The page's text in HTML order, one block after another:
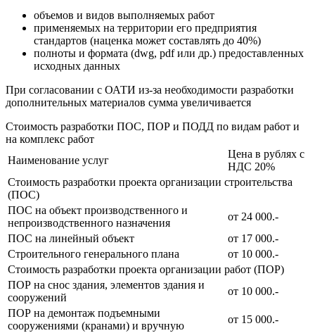
объемов и видов выполняемых работ
применяемых на территории его предприятия
стандартов (наценка может составлять до 40%)
полноты и формата (dwg, pdf или др.) предоставленных
исходных данных
При согласовании с ОАТИ из-за необходимости разработки
дополнительных материалов сумма увеличивается
Стоимость разработки ПОС, ПОР и ПОДД по видам работ и
на комплекс работ
Наименование услуг
Цена в рублях с
НДС 20%
Стоимость разработки проекта организации строительства
(ПОС)
ПОС на объект производственного и
непроизводственного назначения
от 24 000.-
ПОС на линейный объект
от 17 000.-
Строительного генерального плана
от 10 000.-
Стоимость разработки проекта организации работ (ПОР)
ПОР на снос здания, элементов здания и
сооружений
от 10 000.-
ПОР на демонтаж подъемными
сооружениями (кранами) и вручную
от 15 000.-